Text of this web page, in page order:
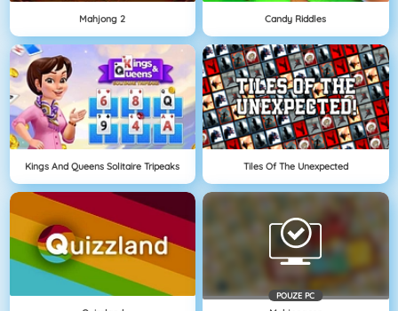
Mahjong 2 Candy Riddles
Kings And Queens Solitaire Tripeaks Tiles Of The Unexpected
POUZE PC